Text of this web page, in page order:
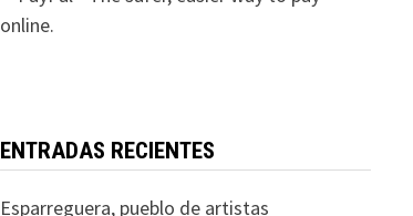
ENTRADAS RECIENTES
Esparreguera, pueblo de artistas